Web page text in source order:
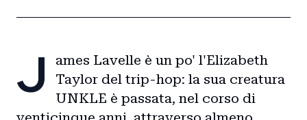
J
ames Lavelle è un po' l'Elizabeth
Taylor del trip-hop: la sua creatura
UNKLE è passata, nel corso di